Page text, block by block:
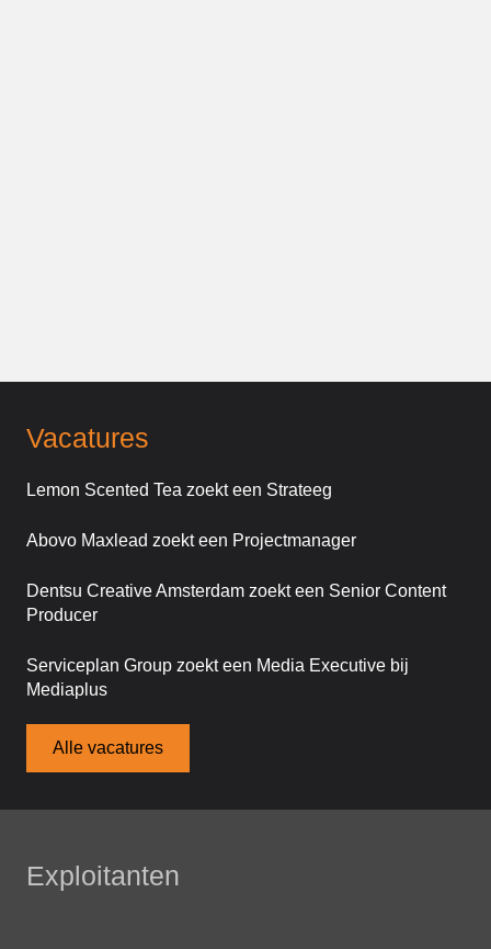
Vacatures
Lemon Scented Tea zoekt een Strateeg
Abovo Maxlead zoekt een Projectmanager
Dentsu Creative Amsterdam zoekt een Senior Content
Producer
Serviceplan Group zoekt een Media Executive bij
Mediaplus
Alle vacatures
Exploitanten